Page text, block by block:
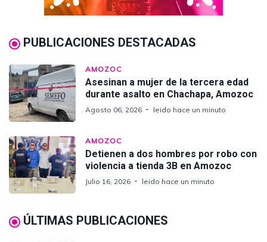
PUBLICACIONES DESTACADAS
AMOZOC
Asesinan a mujer de la tercera edad
durante asalto en Chachapa, Amozoc
Agosto 06, 2026 leido hace un minuto
AMOZOC
Detienen a dos hombres por robo con
violencia a tienda 3B en Amozoc
Julio 16, 2026 leido hace un minuto
ÚLTIMAS PUBLICACIONES